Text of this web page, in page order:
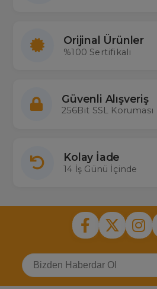
Orijinal Ürünler
%100 Sertifikalı
Güvenli Alışveriş
256Bit SSL Koruması
Kolay İade
14 İş Günü İçinde